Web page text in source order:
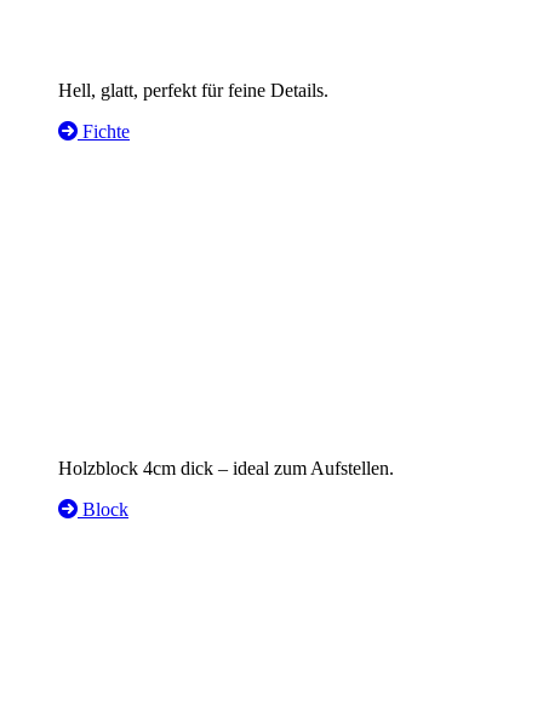
Hell, glatt, perfekt für feine Details.
Fichte
Holzblock 4cm dick – ideal zum Aufstellen.
Block